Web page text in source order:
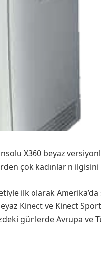
X360 beyaz
çok kadınların ilgisini
ilk olarak Amerika’da
Kinect ve Kinect
günlerde Avrupa ve